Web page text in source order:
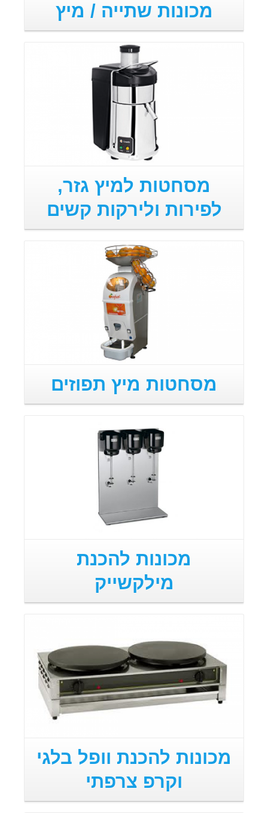
מכונות שתייה / מיץ
מסחטות למיץ גזר,
לפירות ולירקות קשים
מסחטות מיץ תפוזים
מכונות להכנת
מילקשייק
מכונות להכנת וופל בלגי
וקרפ צרפתי